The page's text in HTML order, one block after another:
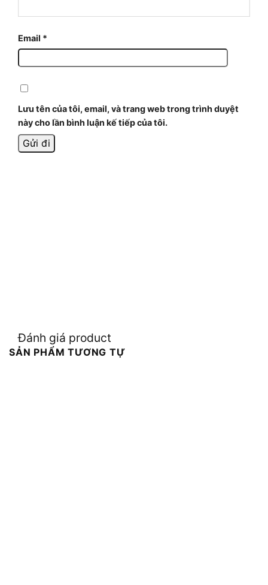
Email *
Lưu tên của tôi, email, và trang web trong trình duyệt
này cho lần bình luận kế tiếp của tôi.
Đánh giá product
SẢN PHẨM TƯƠNG TỰ